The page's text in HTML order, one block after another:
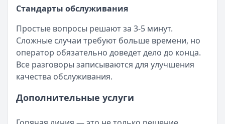
Стандарты обслуживания
Простые вопросы решают за 3-5 минут.
Сложные случаи требуют больше времени, но
оператор обязательно доведет дело до конца.
Все разговоры записываются для улучшения
качества обслуживания.
Дополнительные услуги